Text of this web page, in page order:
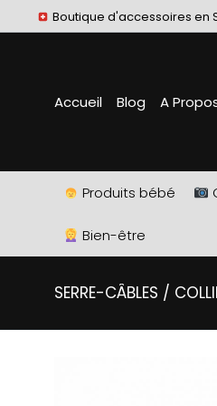
Boutique d'accessoires en
Accueil Blog A
Produits bébé
Bien-être
SERRE-CÂBLES /